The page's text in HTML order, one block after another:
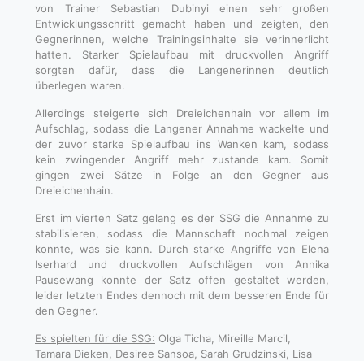
von Trainer Sebastian Dubinyi einen sehr großen
Entwicklungsschritt gemacht haben und zeigten, den
Gegnerinnen, welche Trainingsinhalte sie verinnerlicht
hatten. Starker Spielaufbau mit druckvollen Angriff
sorgten dafür, dass die Langenerinnen deutlich
überlegen waren.
Allerdings steigerte sich Dreieichenhain vor allem im
Aufschlag, sodass die Langener Annahme wackelte und
der zuvor starke Spielaufbau ins Wanken kam, sodass
kein zwingender Angriff mehr zustande kam. Somit
gingen zwei Sätze in Folge an den Gegner aus
Dreieichenhain.
Erst im vierten Satz gelang es der SSG die Annahme zu
stabilisieren, sodass die Mannschaft nochmal zeigen
konnte, was sie kann. Durch starke Angriffe von Elena
Iserhard und druckvollen Aufschlägen von Annika
Pausewang konnte der Satz offen gestaltet werden,
leider letzten Endes dennoch mit dem besseren Ende für
den Gegner.
Es spielten für die SSG: Olga Ticha, Mireille Marcil,
Tamara Dieken, Desiree Sansoa, Sarah Grudzinski, Lisa